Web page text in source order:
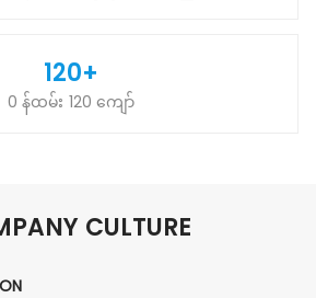
120+
0 န်ထမ်း 120 ကျော်
CULTURE